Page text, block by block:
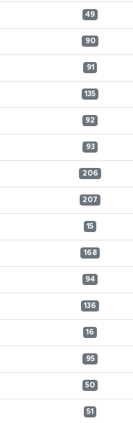
49
90
91
135
92
93
206
207
15
168
94
136
16
95
50
51